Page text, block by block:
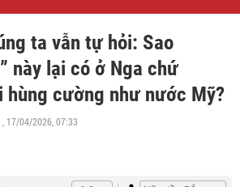
ta vẫn tự hỏi: Sao
này lại có ở Nga chứ
hùng cường như nước Mỹ?
, 17/04/2026, 07:33